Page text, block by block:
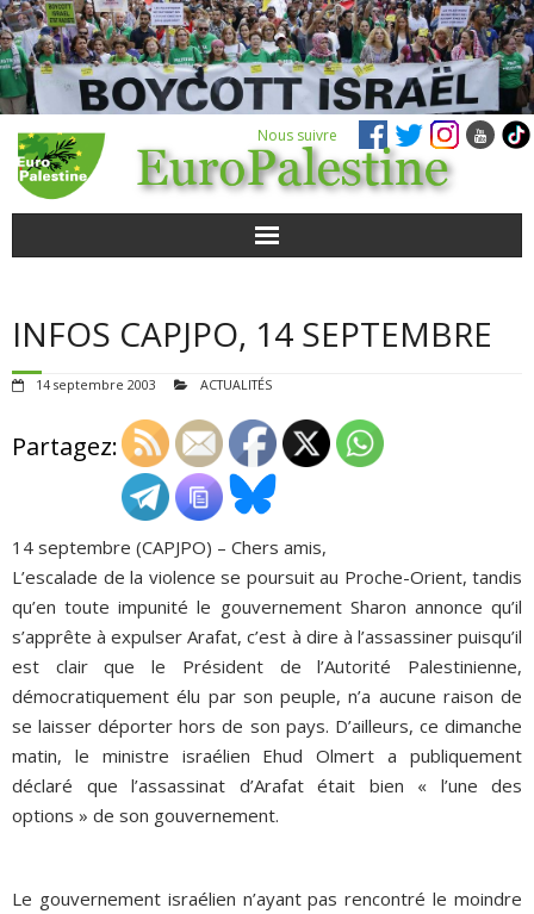
Nous suivre
POUR AGIR
VIDÉOS
QUI SOMMES-NOUS ?
ADHÉSIONS, DONS, CONTACT
INFOS CAPJPO, 14 SEPTEMBRE
14 septembre 2003 ACTUALITÉS
Partagez:
14 septembre (CAPJPO) – Chers amis,
L’escalade de la violence se poursuit au Proche-Orient, tandis
qu’en toute impunité le gouvernement Sharon annonce qu’il
s’apprête à expulser Arafat, c’est à dire à l’assassiner puisqu’il
est clair que le Président de l’Autorité Palestinienne,
démocratiquement élu par son peuple, n’a aucune raison de
se laisser déporter hors de son pays. D’ailleurs, ce dimanche
matin, le ministre israélien Ehud Olmert a publiquement
déclaré que l’assassinat d’Arafat était bien « l’une des
options » de son gouvernement.
Le gouvernement israélien n’ayant pas rencontré le moindre